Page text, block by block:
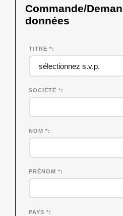
Commande/
données
TITRE *
SOCIÉTÉ*
NOM*
PRÉNOM*
PAYS *